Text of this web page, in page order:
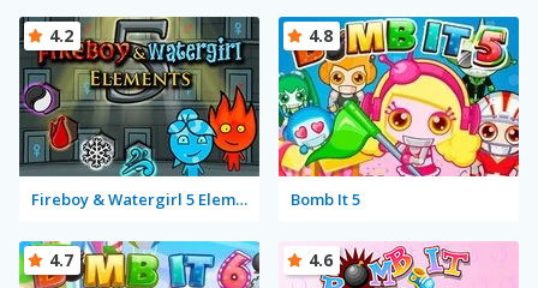
Fireboy & Watergirl 5 Elements
4.2
Bomb It 5
4.8
4.7 4.6